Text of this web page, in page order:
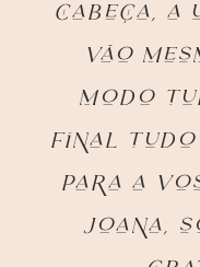
cabeça, a
vão
modo
final tudo
para a
Joana,